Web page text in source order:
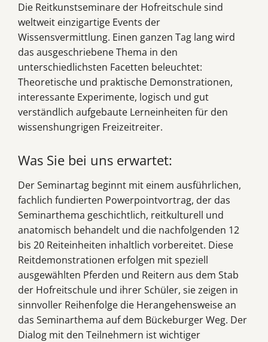
Die Reitkunstseminare der Hofreitschule sind
weltweit einzigartige Events der
Wissensvermittlung. Einen ganzen Tag lang wird
das ausgeschriebene Thema in den
unterschiedlichsten Facetten beleuchtet:
Theoretische und praktische Demonstrationen,
interessante Experimente, logisch und gut
verständlich aufgebaute Lerneinheiten für den
wissenshungrigen Freizeitreiter.
Was Sie bei uns erwartet:
Der Seminartag beginnt mit einem ausführlichen,
fachlich fundierten Powerpointvortrag, der das
Seminarthema geschichtlich, reitkulturell und
anatomisch behandelt und die nachfolgenden 12
bis 20 Reiteinheiten inhaltlich vorbereitet. Diese
Reitdemonstrationen erfolgen mit speziell
ausgewählten Pferden und Reitern aus dem Stab
der Hofreitschule und ihrer Schüler, sie zeigen in
sinnvoller Reihenfolge die Herangehensweise an
das Seminarthema auf dem Bückeburger Weg. Der
Dialog mit den Teilnehmern ist wichtiger